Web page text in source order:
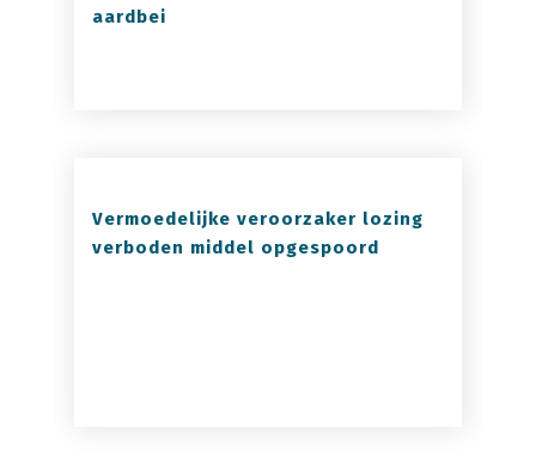
aardbei
Vermoedelijke veroorzaker lozing
verboden middel opgespoord